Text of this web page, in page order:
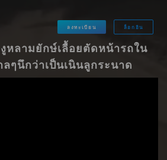
ลงทะเบียน ล็อกอิน
หลามยักษ์เลื้อยตัดหน้ารถใน
ๆนึกว่าเป็นเนินลูกระนาด